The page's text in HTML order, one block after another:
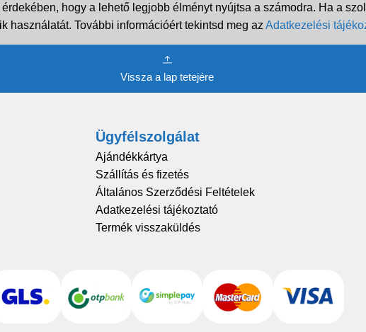
hogy a lehető legjobb élményt nyújtsa a számodra. Ha a
használatát. További információért tekintsd meg az Adatkezelési
Vissza a lap tetejére
Ügyfélszolgálat
Ajándékkártya
Szállítás és fizetés
Általános Szerződési Feltételek
Adatkezelési tájékoztató
Termék visszaküldés